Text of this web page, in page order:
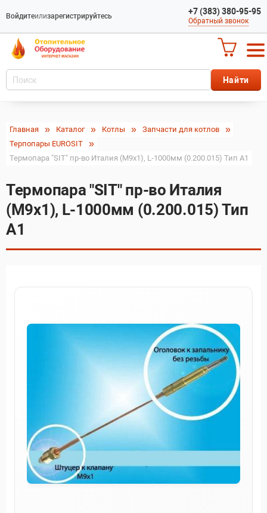
Войдитеилизарегистрируйтесь +7 (383) 380-95-95
Обратный звонок
Главная Каталог Котлы
Запчасти для котлов
Терпопары EUROSIT
Термопара "SIT" пр-во Италия (М9х1), L-1000мм (0.200.015) Тип А1
Термопара "SIT" пр-во Италия
(М9х1), L-1000мм (0.200.015) Тип
А1